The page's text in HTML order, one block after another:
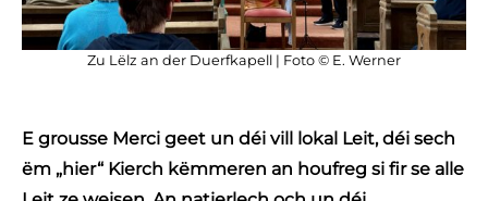
Zu Lëlz an der Duerfkapell | Foto © E. Werner
E grousse Merci geet un déi vill lokal Leit, déi sech
ëm „hier“ Kierch këmmeren an houfreg si fir se alle